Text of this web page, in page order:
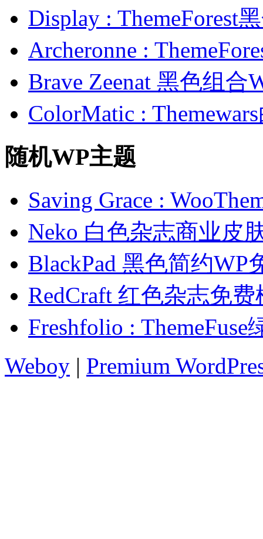
Display : ThemeForest
Archeronne :
Brave Zeenat 黑色组合
ColorMatic :
随机WP主题
Saving Grace :
Neko 白色杂志商业皮
BlackPad 黑色简约WP
RedCraft 红色杂志免费
Freshfolio :
Weboy | Premium